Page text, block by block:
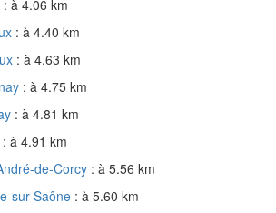
: à 4.06 km
: à 4.40 km
: à 4.63 km
: à 4.75 km
: à 4.81 km
: à 4.91 km
de-Corcy : à 5.56 km
sur-Saône : à 5.60 km